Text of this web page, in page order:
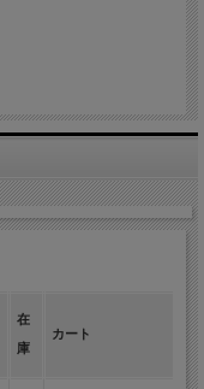
の効いたレ
在
庫
カート